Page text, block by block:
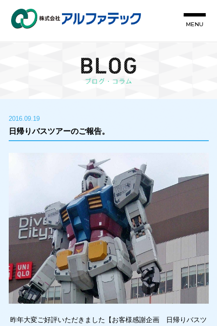
MENU
2016.09.19
日帰りバスツアーのご報告。
昨年大変ご好評いただきました【お客様感謝企画 日帰りバスツ